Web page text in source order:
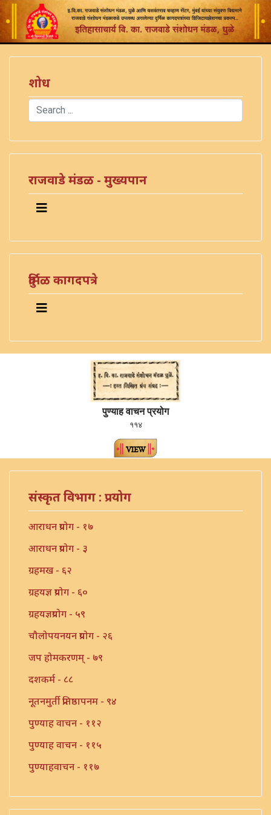
शोध
Search
राजवाडे मंडळ - मुख्यपान
दुर्मिळ कागदपत्रे
पुण्याह वाचन प्रयोग
११४
संस्कृत विभाग : प्रयोग
आराधन प्रयोग - १७
आराधन प्रयोग - ३
ग्रहमख - ६२
ग्रहयज्ञ प्रयोग - ६०
ग्रहयज्ञप्रयोग - ५९
चौलोपयनयन प्रयोग - २६
जप होमकरणम् - ७९
दशकर्म - ८८
नूतनमुर्ती प्रतिष्ठापनम - ९४
पुण्याह वाचन - ११२
पुण्याह वाचन - ११५
पुण्याहवाचन - ११७
पुनःसंधान प्रयोग - १०८